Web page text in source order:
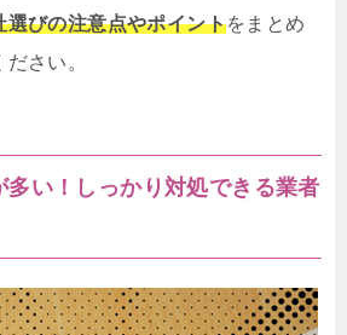
選びの注意点やポイントをまとめ
さい。
多い！しっかり対処できる業者